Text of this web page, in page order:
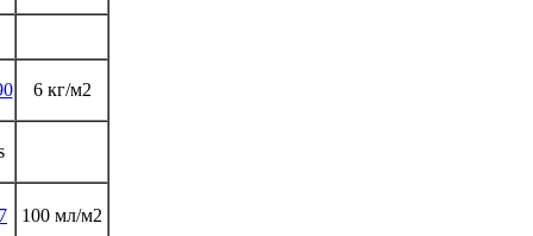
6 кг/м2
100 мл/м2